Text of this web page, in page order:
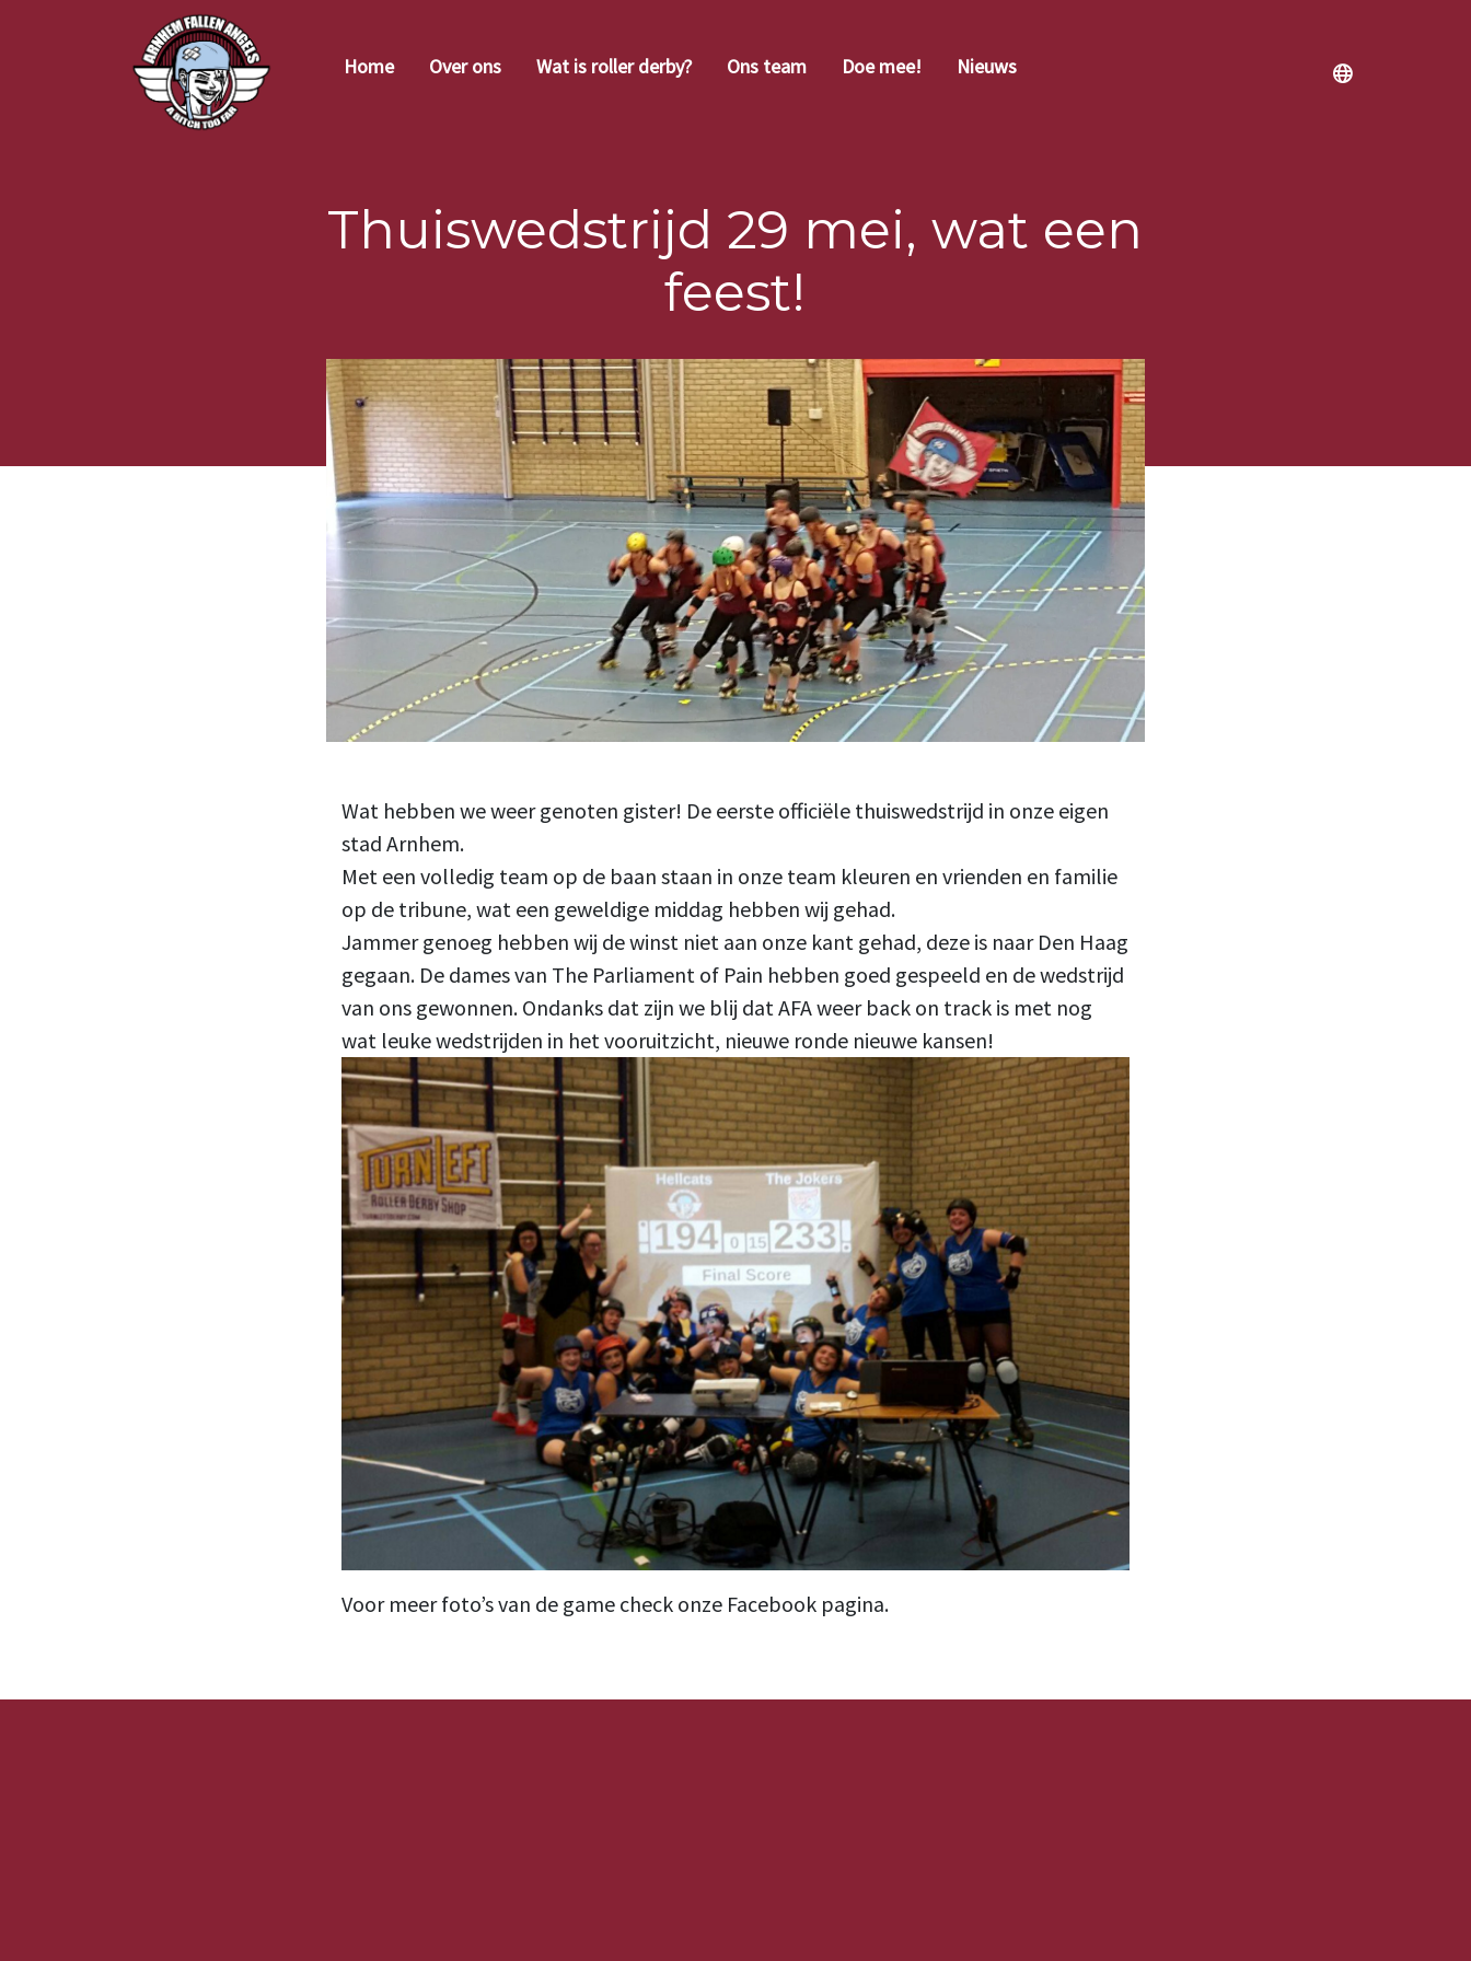
Home Over ons Wat is roller derby? Ons team Doe mee! Nieuws
Thuiswedstrijd 29 mei, wat een
feest!
Wat hebben we weer genoten gister! De eerste officiële thuiswedstrijd in onze eigen
stad Arnhem.
Met een volledig team op de baan staan in onze team kleuren en vrienden en familie
op de tribune, wat een geweldige middag hebben wij gehad.
Jammer genoeg hebben wij de winst niet aan onze kant gehad, deze is naar Den Haag
gegaan. De dames van The Parliament of Pain hebben goed gespeeld en de wedstrijd
van ons gewonnen. Ondanks dat zijn we blij dat AFA weer back on track is met nog
wat leuke wedstrijden in het vooruitzicht, nieuwe ronde nieuwe kansen!
Voor meer foto’s van de game check onze Facebook pagina.